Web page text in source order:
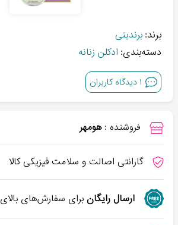
برند: برندینی
دسته‌بندی: ادکلن زنانه
۱دیدگاه کاربران
فروشنده : هومهر
گارانتی اصالت و سلامت فیزیکی کالا
ارسال رایگانبرای سفارش‌های بالای